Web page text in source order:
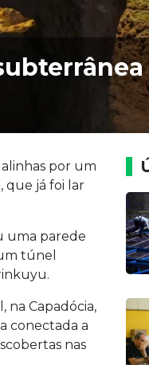
por um
que já foi lar
uma parede
túnel
na Capadócia,
conectada a
nas